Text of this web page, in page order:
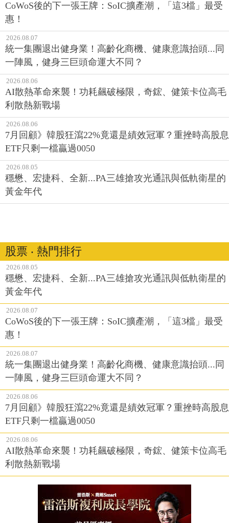
CoWoS後的下一張王牌：SoIC擴產潮，「這3檔」最受
惠！
2026.08.07
統一集團退出健身業！高齡化商機、健康意識抬頭...同
一陣風，健身三巨頭命運大不同？
2026.08.06
AI散熱革命來襲！功耗飆破極限，奇鋐、健策卡位高毛
利散熱新戰場
2026.08.06
7月回顧》韓股狂瀉22%竟還是績效冠軍？重挫時高股息
ETF只剩一檔贏過0050
2026.08.05
穩懋、宏捷科、全新...PA三雄搶攻光通訊與低軌衛星的
黃金年代
股票 ‧ 熱門排行
2026.08.05
穩懋、宏捷科、全新...PA三雄搶攻光通訊與低軌衛星的
黃金年代
2026.08.07
CoWoS後的下一張王牌：SoIC擴產潮，「這3檔」最受
惠！
2026.08.07
統一集團退出健身業！高齡化商機、健康意識抬頭...同
一陣風，健身三巨頭命運大不同？
2026.08.06
7月回顧》韓股狂瀉22%竟還是績效冠軍？重挫時高股息
ETF只剩一檔贏過0050
2026.08.06
AI散熱革命來襲！功耗飆破極限，奇鋐、健策卡位高毛
利散熱新戰場